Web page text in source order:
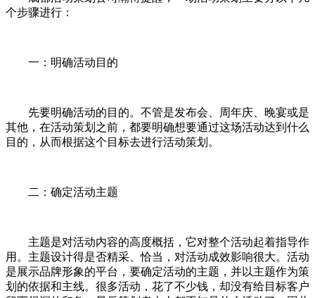
个步骤进行：
一：明确活动目的
先要明确活动的目的。不管是发布会、周年庆、晚宴或是
其他，在活动策划之前，都要明确想要通过这场活动达到什么
目的，从而根据这个目标去进行活动策划。
二：确定活动主题
主题是对活动内容的高度概括，它对整个活动起着指导作
用。主题设计得是否精采、恰当，对活动成效影响很大。活动
是展示品牌形象的平台，要确定活动的主题，并以主题作为策
划的依据和主线。很多活动，花了不少钱，却没有给目标客户